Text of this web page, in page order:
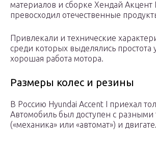
материалов и сборке Хендай Акцент
превосходил отечественные
Привлекали и технические
среди которых выделялись простота
хорошая работа мотора.
Размеры колес и резины
В Россию Hyundai Accent I приехал
Автомобиль был доступен с разными
(«механика» или «автомат») и